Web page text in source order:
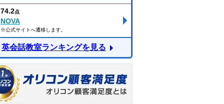
74.2点
NOVA
※公式サイトへ遷移します。
英会話教室ランキングを見る